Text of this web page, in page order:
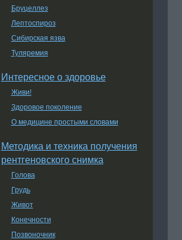
Бруцеллез
Лептоспироз
Сибирская язва
Туляремия
Интересное о здоровье
Живи!
Здоровое поколение
О медицине простыми словами
Методика и техника получения
рентгеновского снимка
Голова
Грудь
Живот
Конечности
Позвоночник